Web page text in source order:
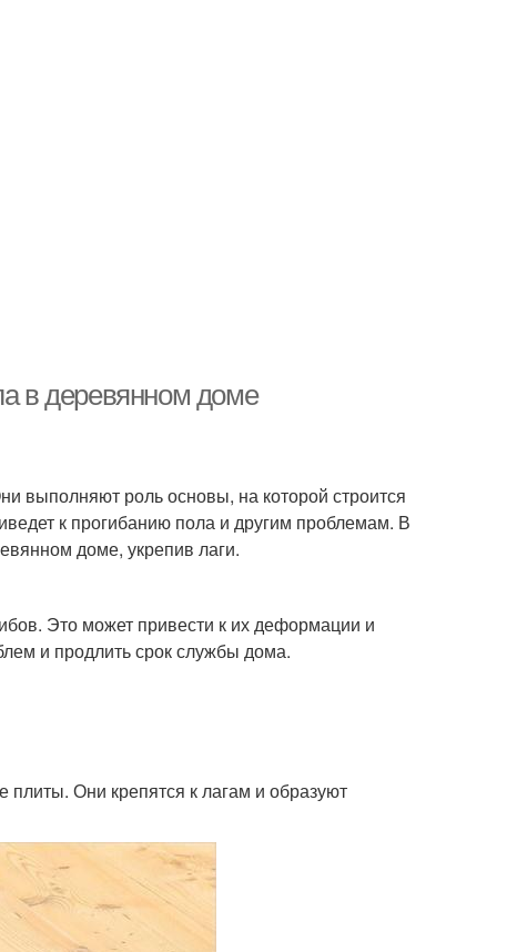
в деревянном доме
выполняют роль основы, на которой строится
к прогибанию пола и другим проблемам. В
доме, укрепив лаги.
Это может привести к их деформации и
и продлить срок службы дома.
Они крепятся к лагам и образуют